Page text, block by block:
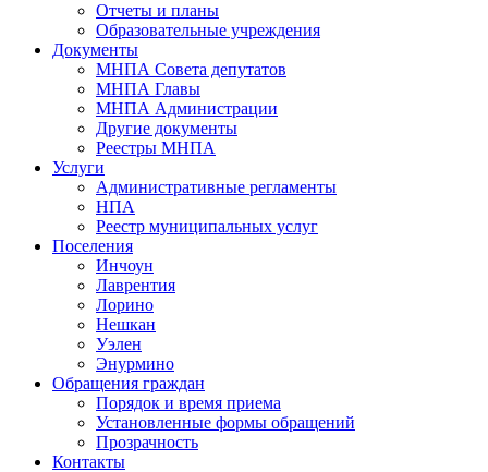
Отчеты и планы
Образовательные учреждения
Документы
МНПА Совета депутатов
МНПА Главы
МНПА Администрации
Другие документы
Реестры МНПА
Услуги
Административные регламенты
НПА
Реестр муниципальных услуг
Поселения
Инчоун
Лаврентия
Лорино
Нешкан
Уэлен
Энурмино
Обращения граждан
Порядок и время приема
Установленные формы обращений
Прозрачность
Контакты